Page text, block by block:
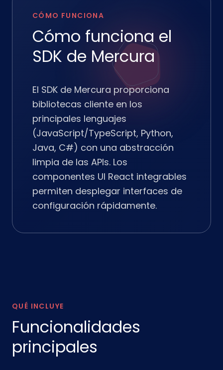
CÓMO FUNCIONA
Cómo funciona el
SDK de Mercura
El SDK de Mercura proporciona
bibliotecas cliente en los
principales lenguajes
(JavaScript/TypeScript, Python,
Java, C#) con una abstracción
limpia de las APIs. Los
componentes UI React integrables
permiten desplegar interfaces de
configuración rápidamente.
QUÉ INCLUYE
Funcionalidades
principales